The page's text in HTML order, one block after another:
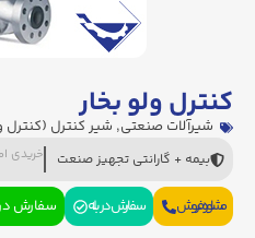
کنترل ولو بخار
شیرآلات صنعتی, شیر کنترل (کنترل
بیمه + گارانتی تجهیز صنعت خریدی
مشاوره فروش سفارش در بله سفارش